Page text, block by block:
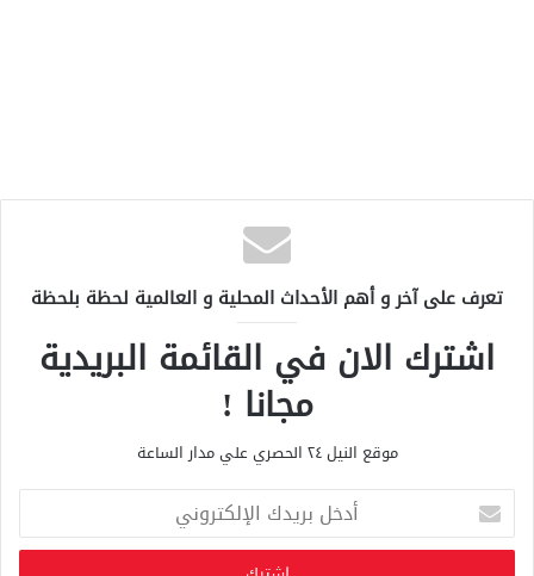
تعرف على آخر و أهم الأحداث المحلية و العالمية لحظة بلحظة
اشترك الان في القائمة البريدية
مجانا !
موقع النيل ٢٤ الحصري علي مدار الساعة
خ